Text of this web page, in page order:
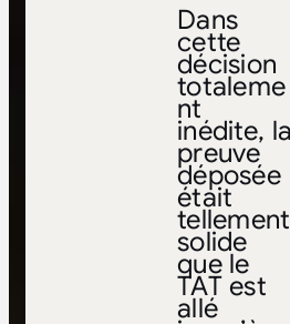
Dans
cette
décision
totaleme
nt
inédite, la
preuve
déposée
était
tellement
solide
que le
TAT est
allé